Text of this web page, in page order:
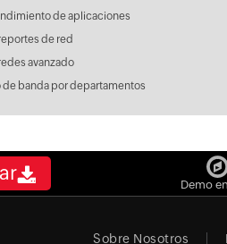
de aplicaciones
de red
avanzado
de banda por departamentos
Demo
Sobre Nosotros